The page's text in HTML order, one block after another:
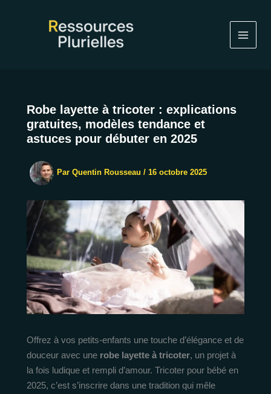
Robe layette à tricoter : explications
gratuites, modèles tendance et
astuces pour débuter en 2025
Par Quentin Rousseau / 16 octobre 2025
Offrez à vos petits-enfants une touche d’élégance et de
douceur avec une robe layette à tricoter, un projet à
la fois ludique et rempli d’amour. Tricoter pour bébé en
2025, c’est s’inscrire dans une tradition qui mêle